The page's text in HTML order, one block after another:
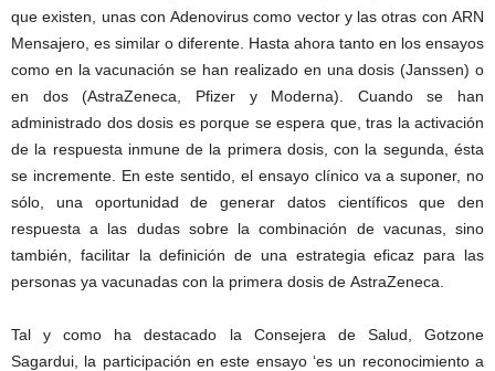
que existen, unas con Adenovirus como vector y las otras con ARN
Mensajero, es similar o diferente. Hasta ahora tanto en los ensayos
como en la vacunación se han realizado en una dosis (Janssen) o
en dos (AstraZeneca, Pfizer y Moderna). Cuando se han
administrado dos dosis es porque se espera que, tras la activación
de la respuesta inmune de la primera dosis, con la segunda, ésta
se incremente. En este sentido, el ensayo clínico va a suponer, no
sólo, una oportunidad de generar datos científicos que den
respuesta a las dudas sobre la combinación de vacunas, sino
también, facilitar la definición de una estrategia eficaz para las
personas ya vacunadas con la primera dosis de AstraZeneca.
Tal y como ha destacado la Consejera de Salud, Gotzone
Sagardui, la participación en este ensayo ‘es un reconocimiento a